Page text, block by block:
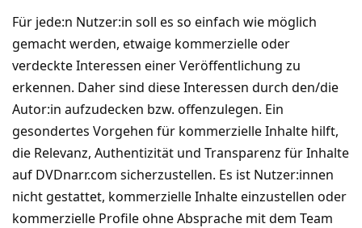
Für jede:n Nutzer:in soll es so einfach wie möglich
gemacht werden, etwaige kommerzielle oder
verdeckte Interessen einer Veröffentlichung zu
erkennen. Daher sind diese Interessen durch den/die
Autor:in aufzudecken bzw. offenzulegen. Ein
gesondertes Vorgehen für kommerzielle Inhalte hilft,
die Relevanz, Authentizität und Transparenz für Inhalte
auf DVDnarr.com sicherzustellen. Es ist Nutzer:innen
nicht gestattet, kommerzielle Inhalte einzustellen oder
kommerzielle Profile ohne Absprache mit dem Team